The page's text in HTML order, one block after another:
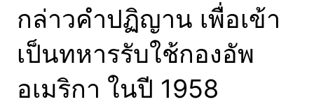
กล่าวคำปฏิญาน เพื่อเข้า
เป็นทหารรับใช้กองอัพ
อเมริกา ในปี 1958